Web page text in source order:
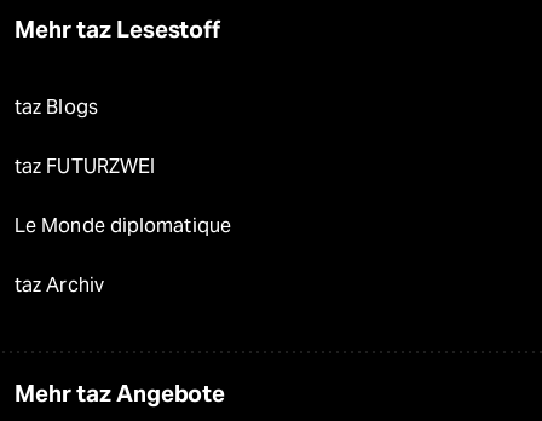
Mehr taz Lesestoff
taz Blogs
taz FUTURZWEI
Le Monde diplomatique
taz Archiv
Mehr taz Angebote